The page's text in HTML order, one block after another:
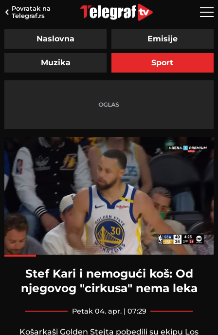
Povratak na
Telegraf.rs
Naslovna Emisije
Muzika Sport
Stef Kari i nemogući koš: Od
njegovog "cirkusa" nema leka
petak 04. apr. | 07:29
Košarkaši Golden Stejta pobedili su ekipu Los